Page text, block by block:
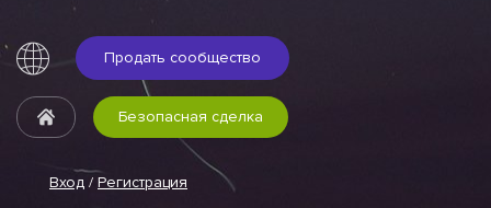
Продать сообщество
Вход / Регистрация
Безопасная сделка